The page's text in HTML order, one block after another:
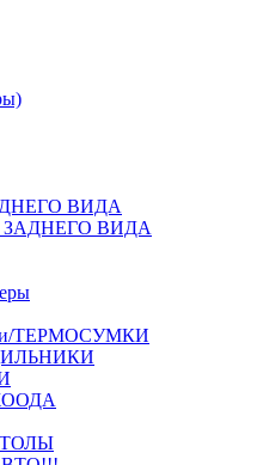
ВИДА
ВИДА
ТЕРМОСУМКИ